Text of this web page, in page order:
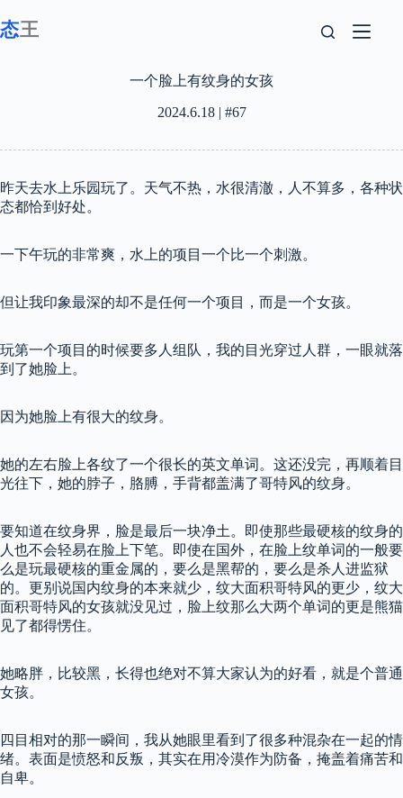
至
一个脸上有纹身的女孩
2024.6.18 | #67
昨天去水上乐园玩了。天气不热，水很清澈，人不算多，各种状
态都恰到好处。
一下午玩的非常爽，水上的项目一个比一个刺激。
但让我印象最深的却不是任何一个项目，而是一个女孩。
玩第一个项目的时候要多人组队，我的目光穿过人群，一眼就落
到了她脸上。
因为她脸上有很大的纹身。
她的左右脸上各纹了一个很长的英文单词。这还没完，再顺着目
光往下，她的脖子，胳膊，手背都盖满了哥特风的纹身。
要知道在纹身界，脸是最后一块净土。即使那些最硬核的纹身的
人也不会轻易在脸上下笔。即使在国外，在脸上纹单词的一般要
么是玩最硬核的重金属的，要么是黑帮的，要么是杀人进监狱
的。更别说国内纹身的本来就少，纹大面积哥特风的更少，纹大
面积哥特风的女孩就没见过，脸上纹那么大两个单词的更是熊猫
见了都得愣住。
她略胖，比较黑，长得也绝对不算大家认为的好看，就是个普通
女孩。
四目相对的那一瞬间，我从她眼里看到了很多种混杂在一起的情
绪。表面是愤怒和反叛，其实在用冷漠作为防备，掩盖着痛苦和
自卑。